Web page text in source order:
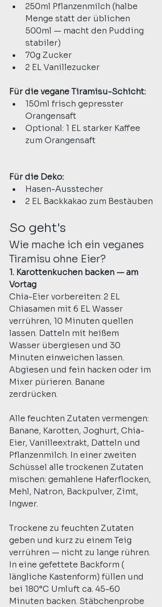
250ml Pflanzenmilch (halbe
Menge statt der üblichen
500ml — macht den Pudding
stabiler)
70g Zucker
2 EL Vanillezucker
Für die vegane Tiramisu-Schicht:
150ml frisch gepresster
Orangensaft
Optional: 1 EL starker Kaffee
zum Orangensaft
Für die Deko:
Hasen-Ausstecher
2 EL Backkakao zum Bestäuben
So geht's
Wie mache ich ein veganes
Tiramisu ohne Eier?
1. Karottenkuchen backen — am
Vortag
Chia-Eier vorbereiten: 2 EL
Chiasamen mit 6 EL Wasser
verrühren, 10 Minuten quellen
lassen. Datteln mit heißem
Wasser übergiesen und 30
Minuten einweichen lassen.
Abgiesen und fein hacken oder im
Mixer pürieren. Banane
zerdrücken.
Alle feuchten Zutaten vermengen:
Banane, Karotten, Joghurt, Chia-
Eier, Vanilleextrakt, Datteln und
Pflanzenmilch. In einer zweiten
Schüssel alle trockenen Zutaten
mischen: gemahlene Haferflocken,
Mehl, Natron, Backpulver, Zimt,
Ingwer.
Trockene zu feuchten Zutaten
geben und kurz zu einem Teig
verrühren — nicht zu lange rühren.
In eine gefettete Backform (
längliche Kastenform) füllen und
bei 180°C Umluft ca. 45-60
Minuten backen. Stäbchenprobe